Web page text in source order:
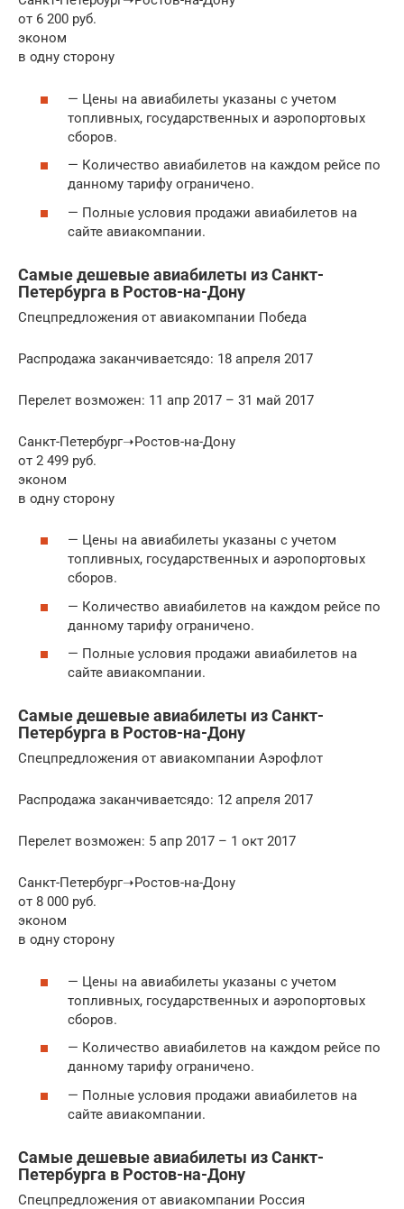
от 6 200 руб.
эконом
в одну сторону
— Цены на авиабилеты указаны с учетом
топливных, государственных и аэропортовых
сборов.
— Количество авиабилетов на каждом рейсе по
данному тарифу ограничено.
— Полные условия продажи авиабилетов на
сайте авиакомпании.
Самые дешевые авиабилеты из Санкт-
Петербурга в Ростов-на-Дону
Спецпредложения от авиакомпании Победа
Распродажа заканчиваетсядо: 18 апреля 2017
Перелет возможен: 11 апр 2017 – 31 май 2017
Санкт-Петербург➝Ростов-на-Дону
от 2 499 руб.
эконом
в одну сторону
— Цены на авиабилеты указаны с учетом
топливных, государственных и аэропортовых
сборов.
— Количество авиабилетов на каждом рейсе по
данному тарифу ограничено.
— Полные условия продажи авиабилетов на
сайте авиакомпании.
Самые дешевые авиабилеты из Санкт-
Петербурга в Ростов-на-Дону
Спецпредложения от авиакомпании Аэрофлот
Распродажа заканчиваетсядо: 12 апреля 2017
Перелет возможен: 5 апр 2017 – 1 окт 2017
Санкт-Петербург➝Ростов-на-Дону
от 8 000 руб.
эконом
в одну сторону
— Цены на авиабилеты указаны с учетом
топливных, государственных и аэропортовых
сборов.
— Количество авиабилетов на каждом рейсе по
данному тарифу ограничено.
— Полные условия продажи авиабилетов на
сайте авиакомпании.
Самые дешевые авиабилеты из Санкт-
Петербурга в Ростов-на-Дону
Спецпредложения от авиакомпании Россия